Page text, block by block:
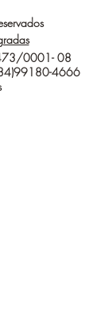
0001- 08
4666